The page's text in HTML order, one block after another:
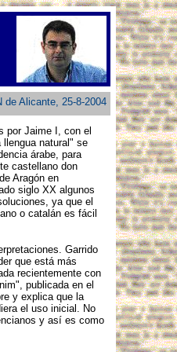
de Alicante, 25-8-2004
por Jaime I, con el
natural" se
árabe, para
castellano don
Aragón en
siglo XX algunos
ya que el
o catalán es fácil
Garrido
que está más
recientemente con
publicada en el
y explica que la
el uso inicial. No
y así es como